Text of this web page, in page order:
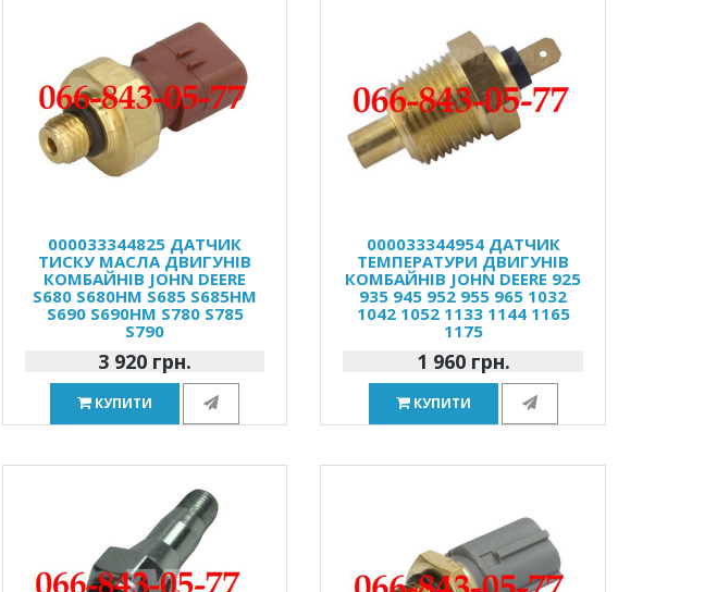
000033344825 ДАТЧИК
ТИСКУ МАСЛА ДВИГУНІВ
КОМБАЙНІВ JOHN DEERE
S680 S680HM S685 S685HM
S690 S690HM S780 S785
S790
3 920 грн.
КУПИТИ
000033344954 ДАТЧИК
ТЕМПЕРАТУРИ ДВИГУНІВ
КОМБАЙНІВ JOHN DEERE 925
935 945 952 955 965 1032
1042 1052 1133 1144 1165
1175
1 960 грн.
КУПИТИ